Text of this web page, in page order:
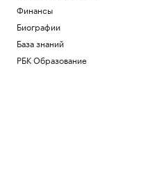
Политика
На подлете к Москве сбили
беспилотника
Политика
В Грузии назвали причину
нацбезопасности актрису
Финансы
Биографии
База знаний
РБК Образование